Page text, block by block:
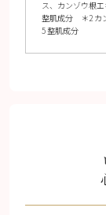
ス、カンゾウ根
整肌成分 ＊2 カ
5 整肌成分